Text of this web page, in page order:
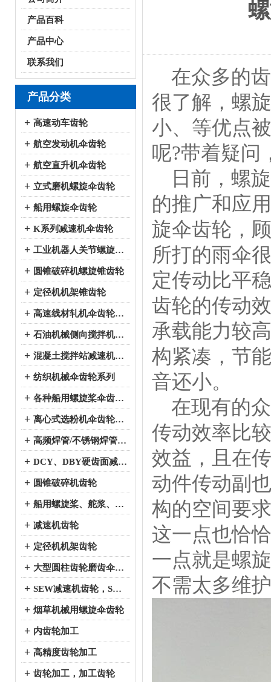
产品百科
产品中心
联系我们
产品分类
+ 高速动车齿轮
+ 航空发动机伞齿轮
+ 航空直升机伞齿轮
+ 立式磨机螺旋伞齿轮
+ 船用螺旋伞齿轮
+ K系列减速机伞齿轮
+ 工业机器人关节螺旋伞齿轮
+ 圆锥破碎机螺旋锥齿轮
+ 定径机机架锥齿轮
+ 高速线材轧机伞齿轮系列
+ 石油机械侧向搅拌机伞齿轮系列
+ 混凝土搅拌站减速机伞齿轮系列
+ 纺织机械伞齿轮系列
+ 各种船用螺旋桨伞齿轮系列
+ 离心式选粉机伞齿轮系列
+ 高频焊管/不锈钢焊管、冷弯成型机伞齿轮系列
+ DCY、DBY硬齿面减速机伞齿轮系列
+ 圆锥破碎机齿轮
+ 船用螺旋桨、舵浆、侧向推进器--弧锥齿轮系列
+ 减速机齿轮
+ 定径机机架齿轮
+ 大型圆柱齿轮磨齿伞齿轮
+ SEW减速机齿轮，SEW减速机配件
+ 烟草机械用螺旋伞齿轮
+ 内齿轮加工
+ 高精度齿轮加工
+ 齿轮加工，加工齿轮
在众多的
很了解，螺
小、等优点
呢?带着疑问
日前，螺旋
的推广和应
旋伞齿轮，
所打的雨伞
定传动比平
齿轮的传动
承载能力较
构紧凑，节
音还小。
在现有的众
传动效率比
效益，且在
动件传动副
构的空间要
这一点也恰
一点就是螺
不需太多维